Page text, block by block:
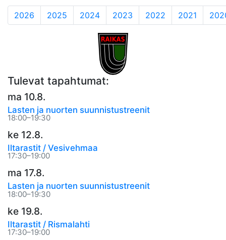
2026 2025 2024 2023 2022 2021
Tulevat tapahtumat:
ma 10.8.
Lasten ja nuorten suunnistustreenit
18:00–19:30
ke 12.8.
Iltarastit / Vesivehmaa
17:30–19:00
ma 17.8.
Lasten ja nuorten suunnistustreenit
18:00–19:30
ke 19.8.
Iltarastit / Rismalahti
17:30–19:00